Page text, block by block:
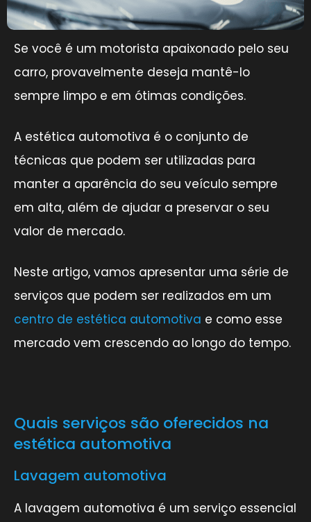
Se você é um motorista apaixonado pelo seu
carro, provavelmente deseja mantê-lo
sempre limpo e em ótimas condições.
A estética automotiva é o conjunto de
técnicas que podem ser utilizadas para
manter a aparência do seu veículo sempre
em alta, além de ajudar a preservar o seu
valor de mercado.
Neste artigo, vamos apresentar uma série de
serviços que podem ser realizados em um
centro de estética automotiva e como esse
mercado vem crescendo ao longo do tempo.
Quais serviços são oferecidos na
estética automotiva
Lavagem automotiva
A lavagem automotiva é um serviço essencial